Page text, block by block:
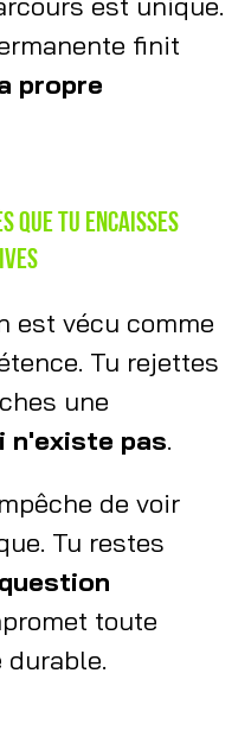
finit
propre
que tu encaisses
est vécu comme
Tu rejettes
une
n'existe pas.
de voir
Tu restes
toute